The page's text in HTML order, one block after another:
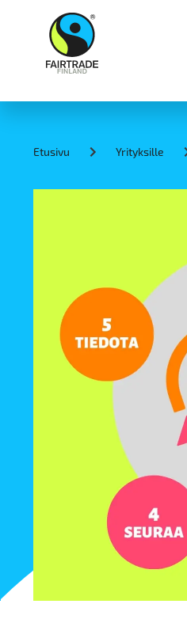
Etusivu Yrityksille